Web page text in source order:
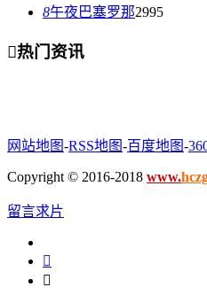
8午夜巴塞罗那2995
热门资讯
网站地图-RSS地图-百度地图-
Copyright © 2016-2018 www.
留言求片

